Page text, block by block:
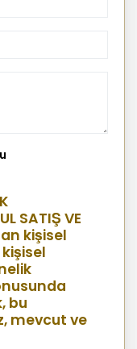
SATIŞ VE
kişisel
bu
mevcut ve